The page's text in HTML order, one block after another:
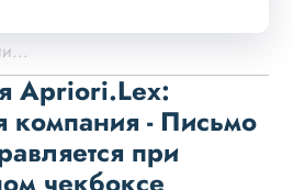
Apriori.Lex:
- Письмо
при